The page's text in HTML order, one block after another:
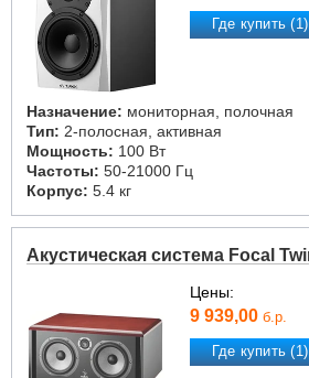
Где купить (1)
Назначение: мониторная, полочная
Тип: 2-полосная, активная
Мощность: 100 Вт
Частоты: 50-21000 Гц
Корпус: 5.4 кг
Акустическая система Focal
Цены:
9 939,00 б.р.
Где купить (1)